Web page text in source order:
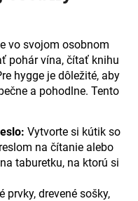
vo svojom osobnom
pohár vína, čítať knihu
hygge je dôležité, aby
a pohodlne. Tento
Vytvorte si kútik so
na čítanie alebo
taburetku, na ktorú si
prvky, drevené sošky,